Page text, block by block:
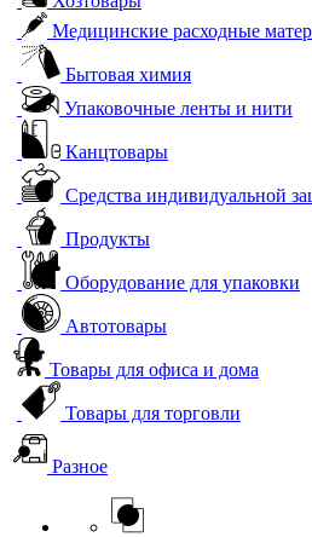
Медицинские расходные
Бытовая химия
Упаковочные ленты и нити
Канцтовары
Средства индивидуальной
Продукты
Оборудование для упаковки
Автотовары
Товары для офиса и дома
Товары для торговли
Разное